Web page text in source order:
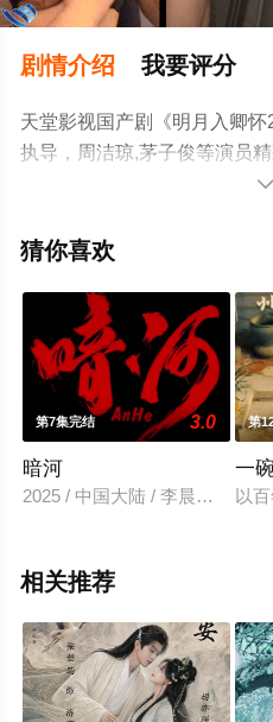
剧情介绍 我要评分
天堂影视国产剧《明月入卿
执导，周洁琼,茅子俊等演员
局剧情已揭晓（第24集完结
至豆瓣电视剧、电视猫或剧情

猜你喜欢
第7集完结 3.0
暗河
2025 / 中国大陆 / 李晨浩,任帅,
第
一
以
相关推荐